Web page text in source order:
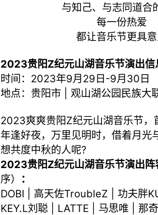
与知己、与志同道合
每一份热爱
都让音乐节更具
2023贵阳Z纪元山湖音乐节演出信
时间：2023年9月29日-9月30日
地点：贵阳市 | 观山湖公园民族大
2023爽爽贵阳Z纪元山湖音乐节，
年逢好夜，万里见明时，借着月光
想共度中秋的人呢?
2023贵阳Z纪元山湖音乐节演出阵
序）
：
DOBI | 高天佐TroubleZ | 功夫胖
KEY.L刘聪 | LATTE | 马思唯 | 那